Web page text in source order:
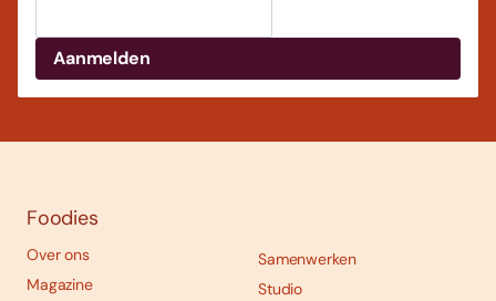
Foodies
Over ons
Magazine
Samenwerken
Studio